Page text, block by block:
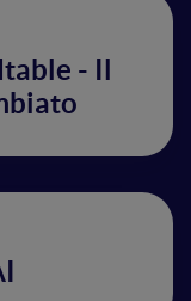
- Il